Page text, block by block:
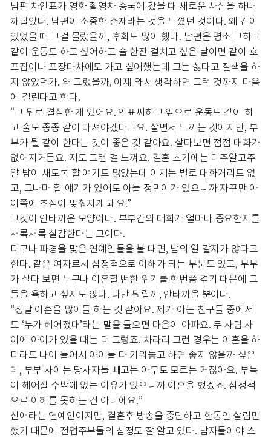
남편 차인표가 영화 촬영차 중국에 갔을 때 새로운 사실을 하나
깨달았다. 남편이 소중한 존재라는 것을 느꼈던 것이다. 왜 같이
있었을 때 그걸 몰랐을까, 후회도 많이 했다. 남편은 평소 그하고
같이 운동도 하고 싶어하고 술 한잔 걸치고 싶은 날이면 같이 호
프집이나 포장마차에도 가고 싶어했는데 그는 싫다고 질색을 하
지 않았던가. 왜 그랬을까, 이제 와서 생각하면 그런 것까지 마음
에 걸린다고 한다.
“그 뒤로 결심한 게 있어요. 인표씨하고 앞으로 운동도 같이 하
고 술도 종종 같이 마셔야겠다고요. 살면서 느끼는 것이지만, 부
부가 뭘 같이 한다는 것이 좋은 것 같아요. 살다보면 점점 대화가
없어지거든요. 저도 그런 걸 느껴요. 결혼 초기에는 미주알고주
알 밤이 새도록 할 얘기도 많았는데 이제는 별로 대화거리도 없
고, 그나마 할 얘기가 있어도 아들 정민이가 있으니까 자꾸만 아
이쪽에 초점이 맞춰지게 돼요.”
그것이 안타까운 모양이다. 부부간의 대화가 얼마나 중요한지를
새록새록 실감한다는 그이다.
더구나 파경을 맞은 연예인들을 볼 때면, 남의 일 같지가 않다고
한다. 같은 여자로서 심정적으로 이해가 되는 부분도 있고, 부부
가 살다 보면 누구나 이혼할 뻔한 위기를 한번쯤 겪기 때문에 그
들을 욕하고 싶지도 않다. 다만 뭐랄까, 안타까울 뿐이다.
“정말 이혼을 많이들 하는 것 같아요. 제가 아는 친구들 중에서
도 ‘누가 헤어졌대’라는 말을 들으면 마음이 아파요. 두 사람 사
이에 아이가 있을 때는 더 그렇죠. 차라리 그런 경우는 이혼을 하
더라도 나이 들어서 아이들 다 키워놓고 하면 좋지 않을까 싶은
데, 부부 사이는 당사자들 빼고는 아무도 모르는 거잖아요. 부득
이 헤어질 수밖에 없는 이유가 있으니까 이혼을 했겠죠. 심정적
으로 이해를 못하는 건 아니에요.”
신애라는 연예인이지만, 결혼후 방송을 중단하고 한동안 살림만
했기 때문에 전업주부들의 심정도 잘 알고 있다. 남자들이야 스